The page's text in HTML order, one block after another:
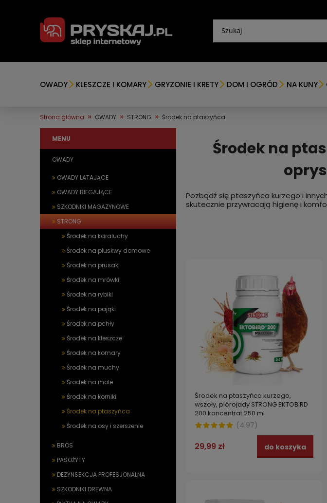
OWADY KLESZCZE I KOMARY GRYZONIE I KRETY DOM I OGRÓD NA KUNY
Strona główna » OWADY » STRONG » Środek na ptaszyńca
MENU
OWADY
OWADY LATAJĄCE
OWADY BIEGAJĄCE
SZKODNIKI MAGAZYNOWE
STRONG
Środek na karaluchy
Środek na pluskwy domowe
Środek na prusaki
Środek na mrówki
Środek na rybiki
Środek na pająki
Środek na pchły
Środek na kleszcze
Środek na komary
Środek na muchy
Środek na mole
Środek na korniki
Środek na ptaszyńca
Środek na osy i szerszenie
BROS
PASOŻYTY
DEZYNSEKCJA PROFESJONALNA
SZKODNIKI DREWNA
Środek na
Pozbądź się ptaszyńca kurzego i
skutecznie przywracają higienę i
Środek na ptaszyńca kurzego,
wszoły, piórojady STRONG EKTOBIRD
200 koncentrat 250 ml
(4.97)
29,99 zł do koszyka